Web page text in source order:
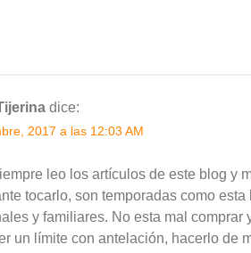
dice:
2017 a las 12:03 AM
leo los artículos de este blog y
tocarlo, son temporadas como
y familiares. No esta mal
un límite con antelación, hacerlo de